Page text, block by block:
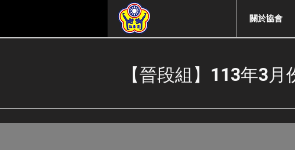
關於協會
【晉段組】113年3